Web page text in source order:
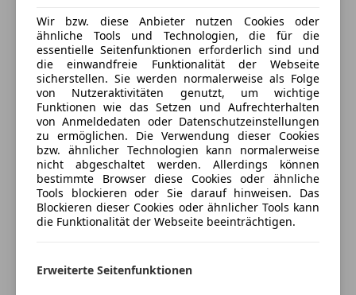
Anhängerkupplung
Partikelfilter
Schiebetür
Stahlfelgen
Mehr anzeigen
Versicherung
Kfz-Versicherung
Versicherungsschutz an Ihre Bedürfnisse
anpassen
Freischaden-Gutschein ab Stufe 0
Auto einfach online versichern & Rabatt holen
Jetzt berechnen
Wir bzw. diese Anbieter nutzen Cookies oder
ähnliche Tools und Technologien, die für die
essentielle Seitenfunktionen erforderlich sind und
die einwandfreie Funktionalität der Webseite
sicherstellen. Sie werden normalerweise als Folge
von Nutzeraktivitäten genutzt, um wichtige
Funktionen wie das Setzen und Aufrechterhalten
von Anmeldedaten oder Datenschutzeinstellungen
zu ermöglichen. Die Verwendung dieser Cookies
bzw. ähnlicher Technologien kann normalerweise
nicht abgeschaltet werden. Allerdings können
bestimmte Browser diese Cookies oder ähnliche
Tools blockieren oder Sie darauf hinweisen. Das
Blockieren dieser Cookies oder ähnlicher Tools kann
die Funktionalität der Webseite beeinträchtigen.
Erweiterte Seitenfunktionen